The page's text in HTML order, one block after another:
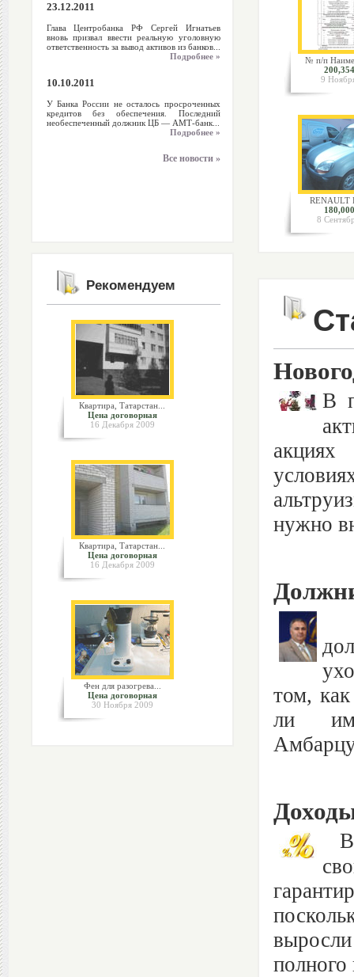
23.12.2011
Глава Центробанка РФ Сергей Игнатьев
вновь призвал ввести реальную уголовную
ответственность за вывод активов из банков...
Подробнее »
10.10.2011
У Банка России не осталось просроченных
кредитов без обеспечения. Последний
необеспеченный должник ЦБ — АМТ-банк...
Подробнее »
Все новости »
Рекомендуем
Квартира, Татарстан...
Цена договорная
16 Декабря 2009
Квартира, Татарстан...
Цена договорная
16 Декабря 2009
Фен для разогрева...
Цена договорная
30 Ноября 2009
№ п/п
9
RENAULT
8
В
акциях
нужно
том,
ли им
В
полного